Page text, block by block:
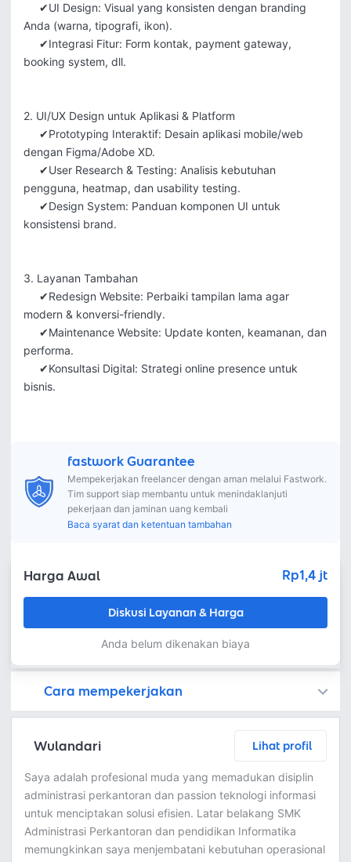
Anda (warna, tipografi, ikon).
booking system, dll.
2. UI/UX Design untuk Aplikasi & Platform
dengan Figma/Adobe XD.
pengguna, heatmap, dan usability testing.
konsistensi brand.
3. Layanan Tambahan
modern & konversi-friendly.
performa.
bisnis.
fastwork Guarantee
Mempekerjakan freelancer dengan aman melalui Fastwork.
Tim support siap membantu untuk menindaklanjuti
pekerjaan dan jaminan uang kembali
Baca syarat dan ketentuan tambahan
Harga Awal Rp1,4 jt
Diskusi Layanan & Harga
Anda belum dikenakan biaya
Cara mempekerjakan
Wulandari Lihat profil
Saya adalah profesional muda yang memadukan disiplin
administrasi perkantoran dan passion teknologi informasi
untuk menciptakan solusi efisien. Latar belakang SMK
Administrasi Perkantoran dan pendidikan Informatika
memungkinkan saya menjembatani kebutuhan operasional